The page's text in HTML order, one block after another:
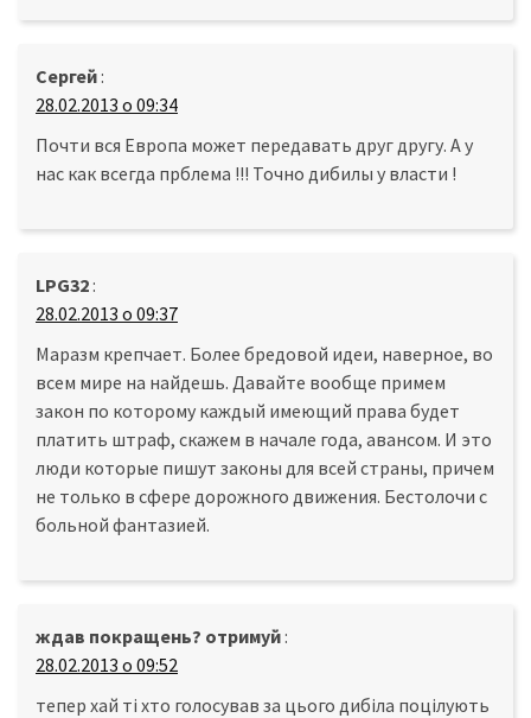
Сергей :
28.02.2013 о 09:34
Почти вся Европа может передавать друг другу. А у
нас как всегда прблема !!! Точно дибилы у власти !
LPG32 :
28.02.2013 о 09:37
Маразм крепчает. Более бредовой идеи, наверное, во
всем мире на найдешь. Давайте вообще примем
закон по которому каждый имеющий права будет
платить штраф, скажем в начале года, авансом. И это
люди которые пишут законы для всей страны, причем
не только в сфере дорожного движения. Бестолочи с
больной фантазией.
ждав покращень? отримуй :
28.02.2013 о 09:52
тепер хай ті хто голосував за цього дибіла поцілують